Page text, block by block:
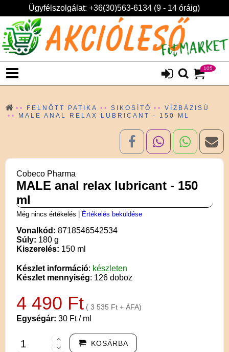
Ügyfélszolgálat: +36(30)563-6134 (9 - 14 óráig)
105
FELNŐTT PATIKA SIKOSÍTÓ
VÍZBÁZISÚ
MALE ANAL RELAX LUBRICANT - 150 ML
Cobeco Pharma
MALE anal relax lubricant - 150
ml
Még nincs értékelés Értékelés beküldése
Vonalkód: 8718546542534
Súly: 180 g
Kiszerelés: 150 ml
Készlet információ: készleten
Készlet mennyiség: 126 doboz
4 490 Ft ( 3 535 Ft + ÁFA)
Egységár: 30 Ft / ml
KOSÁRBA